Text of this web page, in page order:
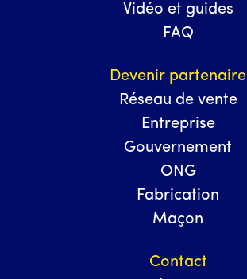
Vidéo et guides
FAQ
Devenir partenaire
Réseau de vente
Entreprise
Gouvernement
ONG
Fabrication
Maçon
Contact